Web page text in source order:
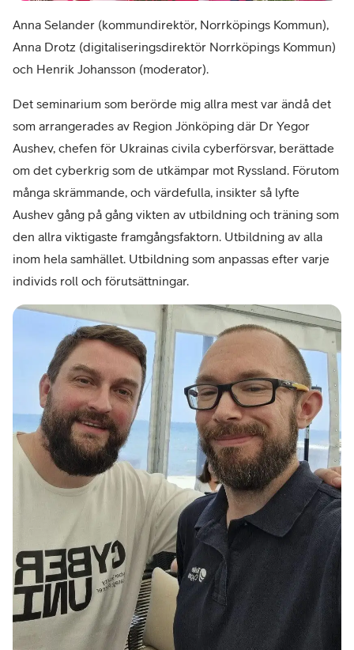
Anna Selander (kommundirektör, Norrköpings Kommun),
Anna Drotz (digitaliseringsdirektör Norrköpings Kommun)
och Henrik Johansson (moderator).
Det seminarium som berörde mig allra mest var ändå det
som arrangerades av Region Jönköping där Dr Yegor
Aushev, chefen för Ukrainas civila cyberförsvar, berättade
om det cyberkrig som de utkämpar mot Ryssland. Förutom
många skrämmande, och värdefulla, insikter så lyfte
Aushev gång på gång vikten av utbildning och träning som
den allra viktigaste framgångsfaktorn. Utbildning av alla
inom hela samhället. Utbildning som anpassas efter varje
individs roll och förutsättningar.